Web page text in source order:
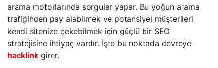
arama motorlarında sorgular yapar. Bu yoğun arama
trafiğinden pay alabilmek ve potansiyel müşterileri
kendi sitenize çekebilmek için güçlü bir SEO
stratejisine ihtiyaç vardır. İşte bu noktada devreye
hacklink girer.